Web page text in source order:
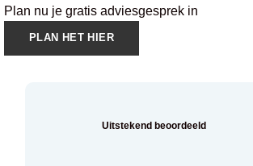
Plan nu je gratis adviesgesprek in
PLAN HET HIER
Uitstekend beoordeeld